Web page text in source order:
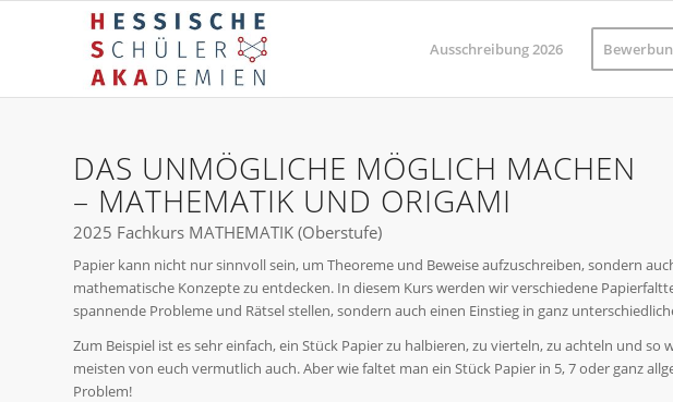
Ausschreibung 2026
DAS UNMÖGLICHE MÖGLICH MACHEN
– MATHEMATIK UND ORIGAMI
2025 Fachkurs MATHEMATIK (Oberstufe)
Papier kann nicht nur sinnvoll sein, um Theoreme und Beweise aufzuschreiben, sondern
mathematische Konzepte zu entdecken. In diesem Kurs werden wir verschiedene
spannende Probleme und Rätsel stellen, sondern auch einen Einstieg in ganz
Zum Beispiel ist es sehr einfach, ein Stück Papier zu halbieren, zu vierteln, zu achteln und
meisten von euch vermutlich auch. Aber wie faltet man ein Stück Papier in 5, 7 oder ganz
Problem!